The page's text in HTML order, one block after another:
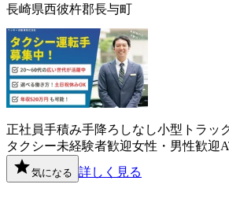
長崎県西彼杵郡長与町
正社員手積み手降ろしなし小型トラッ
タクシー未経験者歓迎女性・男性歓迎
気になる 詳しく見る